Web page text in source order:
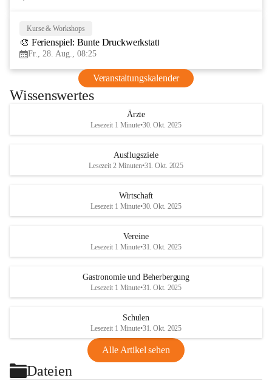
Kurse & Workshops
🎨 Ferienspiel: Bunte Druckwerkstatt
Fr., 28. Aug., 08:25
Veranstaltungskalender
Wissenswertes
Ärzte
Lesezeit 1 Minute•30. Okt. 2025
Ausflugsziele
Lesezeit 2 Minuten•31. Okt. 2025
Wirtschaft
Lesezeit 1 Minute•30. Okt. 2025
Vereine
Lesezeit 1 Minute•31. Okt. 2025
Gastronomie und Beherbergung
Lesezeit 1 Minute•31. Okt. 2025
Schulen
Lesezeit 1 Minute•31. Okt. 2025
Alle Artikel sehen
Dateien